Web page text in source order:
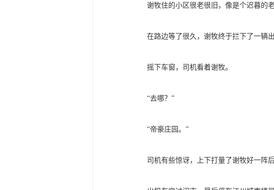
谢牧住的小区很老很旧，像是个迟暮的老
在路边等了很久，谢牧终于拦下了一辆出
摇下车窗，司机看着谢牧。
“去哪？”
“帝豪庄园。”
司机有些惊讶，上下打量了谢牧好一阵后